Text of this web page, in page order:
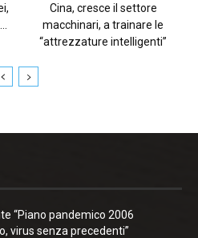
Cina, cresce il settore
macchinari, a trainare le
“attrezzature intelligenti”
“Piano pandemico 2006
virus senza precedenti”